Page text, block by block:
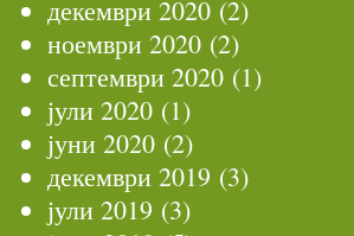
декември 2020 (2)
ноември 2020 (2)
септември 2020 (1)
јули 2020 (1)
јуни 2020 (2)
декември 2019 (3)
јули 2019 (3)